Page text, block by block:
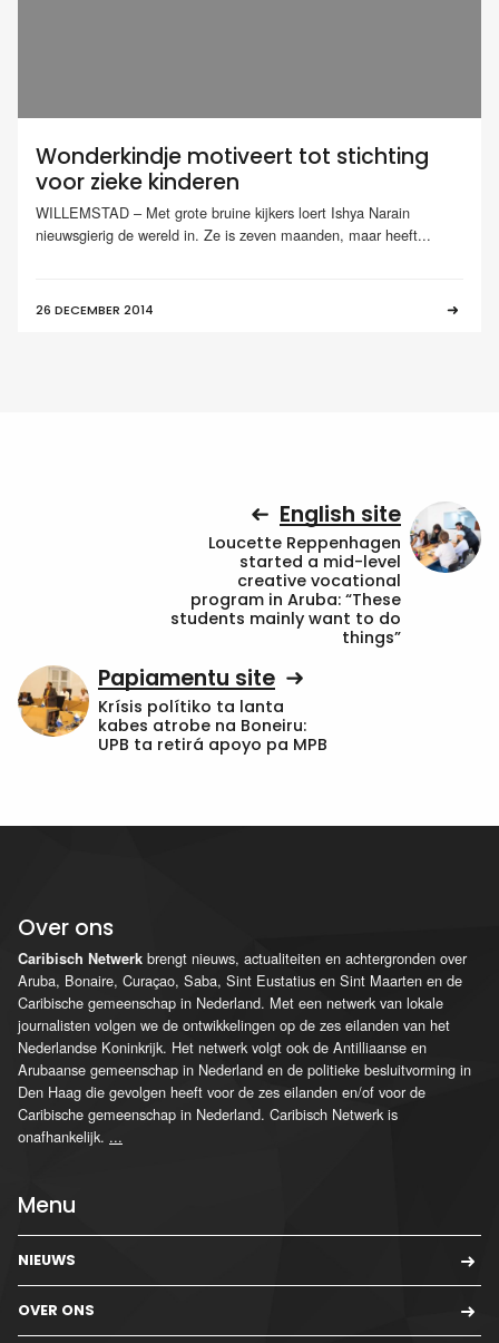
Wonderkindje motiveert tot stichting
voor zieke kinderen
WILLEMSTAD – Met grote bruine kijkers loert Ishya Narain
nieuwsgierig de wereld in. Ze is zeven maanden, maar heeft...
26 DECEMBER 2014
English site
Loucette Reppenhagen
started a mid-level
creative vocational
program in Aruba: “These
students mainly want to do
things”
Papiamentu site
Krísis polítiko ta lanta
kabes atrobe na Boneiru:
UPB ta retirá apoyo pa MPB
Over ons
Caribisch Netwerk brengt nieuws, actualiteiten en achtergronden over
Aruba, Bonaire, Curaçao, Saba, Sint Eustatius en Sint Maarten en de
Caribische gemeenschap in Nederland. Met een netwerk van lokale
journalisten volgen we de ontwikkelingen op de zes eilanden van het
Nederlandse Koninkrijk. Het netwerk volgt ook de Antilliaanse en
Arubaanse gemeenschap in Nederland en de politieke besluitvorming in
Den Haag die gevolgen heeft voor de zes eilanden en/of voor de
Caribische gemeenschap in Nederland. Caribisch Netwerk is
onafhankelijk. ...
Menu
NIEUWS
OVER ONS